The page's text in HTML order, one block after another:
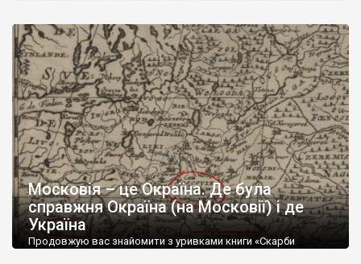
відкриттів – докладна, на свій час геніальна, карта 1613 року
з Амстердаму. В ті часи, дуже коштовна і надзвичайно
відповідальна справа. Фундаментальну роботу над нею
розпочав литовський князь Миколай Криштоф Радзивіл ще у
1586 році, щойно отримав княжий стіл, відправивши […]
Московія – це Окраїна. Де була
справжня Окраїна (на Московії) і де
Україна
Продовжую вас знайомити з уривками книги «Скарби